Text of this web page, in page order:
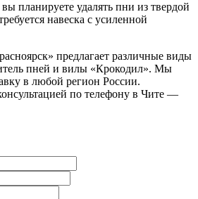
планируете удалять пни из твердой
навеска с усиленной
предлагает различные виды
пней и вилы «Крокодил». Мы
в любой регион России.
по телефону в Чите —